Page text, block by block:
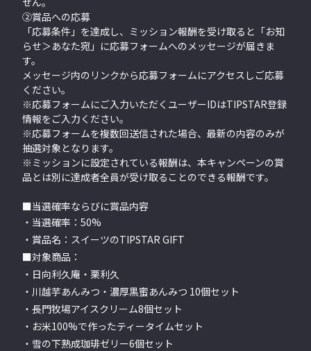
②賞品への応募
「応募条件」を達成し、ミッション報酬を受け取ると「お知
らせ＞あなた宛」に応募フォームへのメッセージが届きま
す。
メッセージ内のリンクから応募フォームにアクセスしご応募
ください。
※応募フォームにご入力いただくユーザーIDはTIPSTAR登録
情報をご入力ください。
※応募フォームを複数回送信された場合、最新の内容のみが
抽選対象となります。
※ミッションに設定されている報酬は、本キャンペーンの賞
品とは別に達成者全員が受け取ることのできる報酬です。
■当選確率ならびに賞品内容
・当選確率：50%
・賞品名：スイーツのTIPSTAR GIFT
■対象商品：
・日向利久庵・栗利久
・川越芋あんみつ・濃厚黒蜜あんみつ 10個セット
・長門牧場アイスクリーム8個セット
・お米100%で作ったティータイムセット
・雪の下熟成珈琲ゼリー6個セット